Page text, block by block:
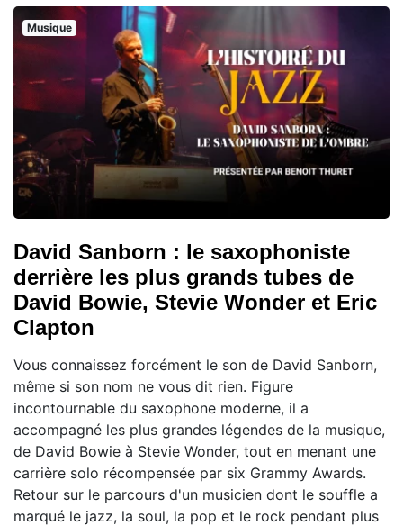
Musique
David Sanborn : le saxophoniste
derrière les plus grands tubes de
David Bowie, Stevie Wonder et Eric
Clapton
Vous connaissez forcément le son de David Sanborn,
même si son nom ne vous dit rien. Figure
incontournable du saxophone moderne, il a
accompagné les plus grandes légendes de la musique,
de David Bowie à Stevie Wonder, tout en menant une
carrière solo récompensée par six Grammy Awards.
Retour sur le parcours d'un musicien dont le souffle a
marqué le jazz, la soul, la pop et le rock pendant plus